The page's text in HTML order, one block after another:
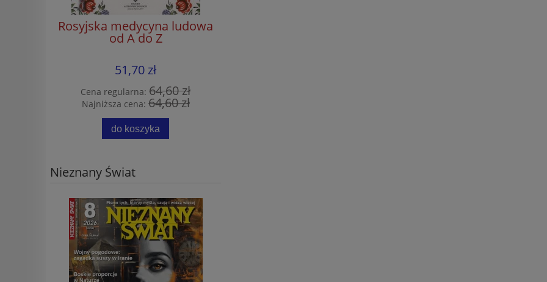
Rosyjska medycyna ludowa
od A do Z
51,70 zł
Cena regularna: 64,60 zł
Najniższa cena: 64,60 zł
do koszyka
Nieznany Świat